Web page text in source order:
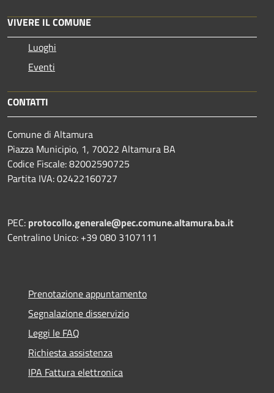
VIVERE IL COMUNE
Luoghi
Eventi
CONTATTI
Comune di Altamura
Piazza Municipio, 1, 70022 Altamura BA
Codice Fiscale: 82002590725
Partita IVA: 02422160727
PEC: protocollo.generale@pec.comune.altamura.ba.it
Centralino Unico: +39 080 3107111
Prenotazione appuntamento
Segnalazione disservizio
Leggi le FAQ
Richiesta assistenza
IPA Fattura elettronica